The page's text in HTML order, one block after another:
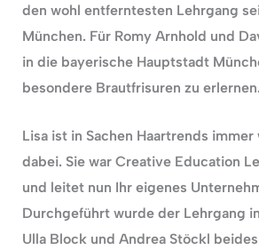
den wohl entferntesten Lehrgang
München. Für Romy Arnhold und
in die bayerische Hauptstadt
besondere Brautfrisuren zu erlernen.
Lisa ist in Sachen Haartrends
dabei. Sie war Creative Education
und leitet nun Ihr eigenes
Durchgeführt wurde der Lehrgang
Ulla Block und Andrea Stöckl